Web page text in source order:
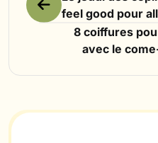
feel good pour
mentale des
8 coiffures
avec le